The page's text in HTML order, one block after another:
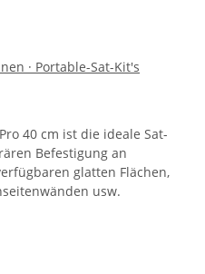
· Portable-Sat-Kit's
40 cm ist die ideale Sat-
Befestigung an
glatten Flächen,
usw.